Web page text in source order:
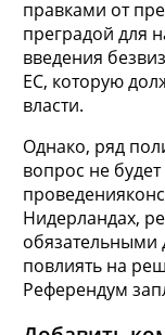
правками от
преградой для
введения
ЕС, которую
власти.
Однако, ряд
вопрос не
Нидерландах,
обязательными
повлиять на
Референдум